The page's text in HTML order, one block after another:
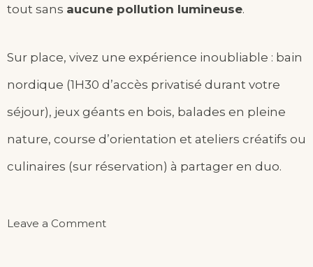
tout sans aucune pollution lumineuse.
Sur place, vivez une expérience inoubliable : bain
nordique (1H30 d’accès privatisé durant votre
séjour), jeux géants en bois, balades en pleine
nature, course d’orientation et ateliers créatifs ou
culinaires (sur réservation) à partager en duo.
Leave a Commenton